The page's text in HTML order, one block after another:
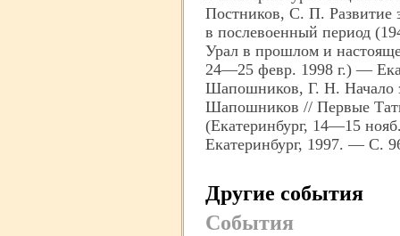
Постников, С. П. Развитие
в послевоенный период
Урал в прошлом и
24—25 февр. 1998 г.) —
Шапошников, Г. Н. Начало
Шапошников // Первые
(Екатеринбург, 14—15
Екатеринбург, 1997. — С.
Другие события
События